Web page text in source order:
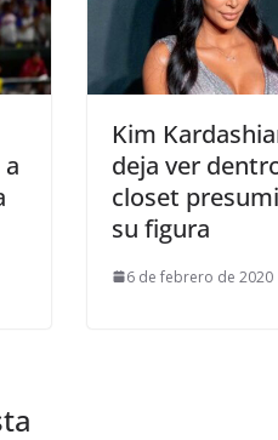
Kim
deja ver
closet
su figura
6 de febrero de 2020